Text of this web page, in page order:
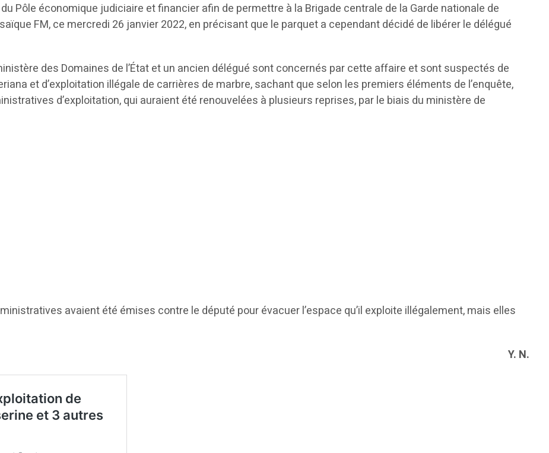
Pôle économique judiciaire et financier afin de permettre à la Brigade centrale de la Garde nationale de
FM, ce mercredi 26 janvier 2022, en précisant que le parquet a cependant décidé de libérer le délégué
des Domaines de l’État et un ancien délégué sont concernés par cette affaire et sont suspectés de
et d’exploitation illégale de carrières de marbre, sachant que selon les premiers éléments de l’enquête,
d’exploitation, qui auraient été renouvelées à plusieurs reprises, par le biais du ministère de
avaient été émises contre le député pour évacuer l’espace qu’il exploite illégalement, mais elles
Y. N.